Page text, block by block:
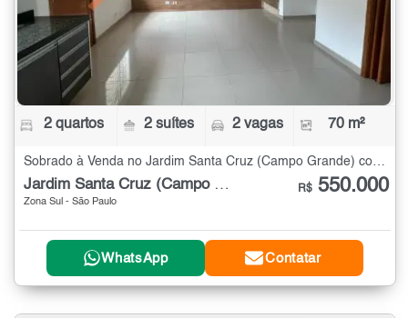
2 quartos 2 suítes 2 vagas 70 m²
Sobrado à Venda no Jardim Santa Cruz (Campo Grande) com 2 quartos - 70 m²
Jardim Santa Cruz (Campo Grande)
Zona Sul - São Paulo
R$ 550.000
WhatsApp Contatar